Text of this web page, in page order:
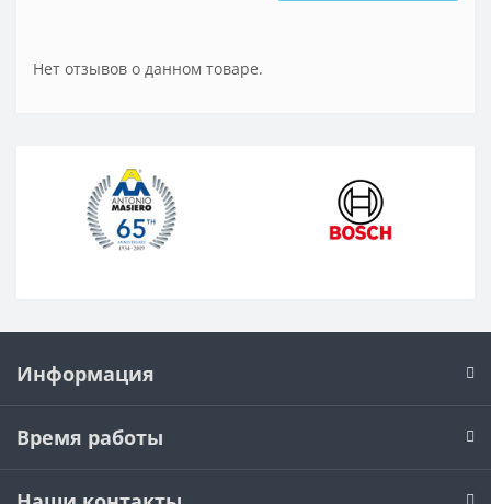
Нет отзывов о данном товаре.
Информация
Время работы